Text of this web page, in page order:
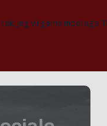
tak, jeg vil gerne modtage